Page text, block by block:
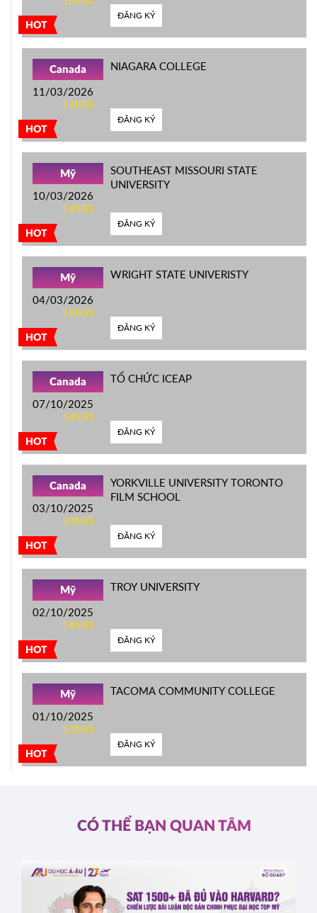
HOT
ĐĂNG KÝ
HOT
Canada
11/03/2026
11h00
NIAGARA COLLEGE
ĐĂNG KÝ
HOT
Mỹ
10/03/2026
14h00
SOUTHEAST MISSOURI STATE
UNIVERSITY
ĐĂNG KÝ
HOT
Mỹ
04/03/2026
15h00
WRIGHT STATE UNIVERISTY
ĐĂNG KÝ
HOT
Canada
07/10/2025
14h30
TỔ CHỨC ICEAP
ĐĂNG KÝ
HOT
Canada
03/10/2025
10h00
YORKVILLE UNIVERSITY TORONTO
FILM SCHOOL
ĐĂNG KÝ
HOT
Mỹ
02/10/2025
14h00
TROY UNIVERSITY
ĐĂNG KÝ
HOT
Mỹ
01/10/2025
10h00
TACOMA COMMUNITY COLLEGE
ĐĂNG KÝ
CÓ THỂ BẠN QUAN TÂM